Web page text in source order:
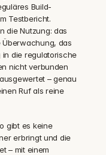
Build-
Testbericht.
die Nutzung: das
Überwachung, das
in die regulatorische
nicht verbunden
– genau
Ruf als reine
gibt es keine
erbringt und die
– mit einem